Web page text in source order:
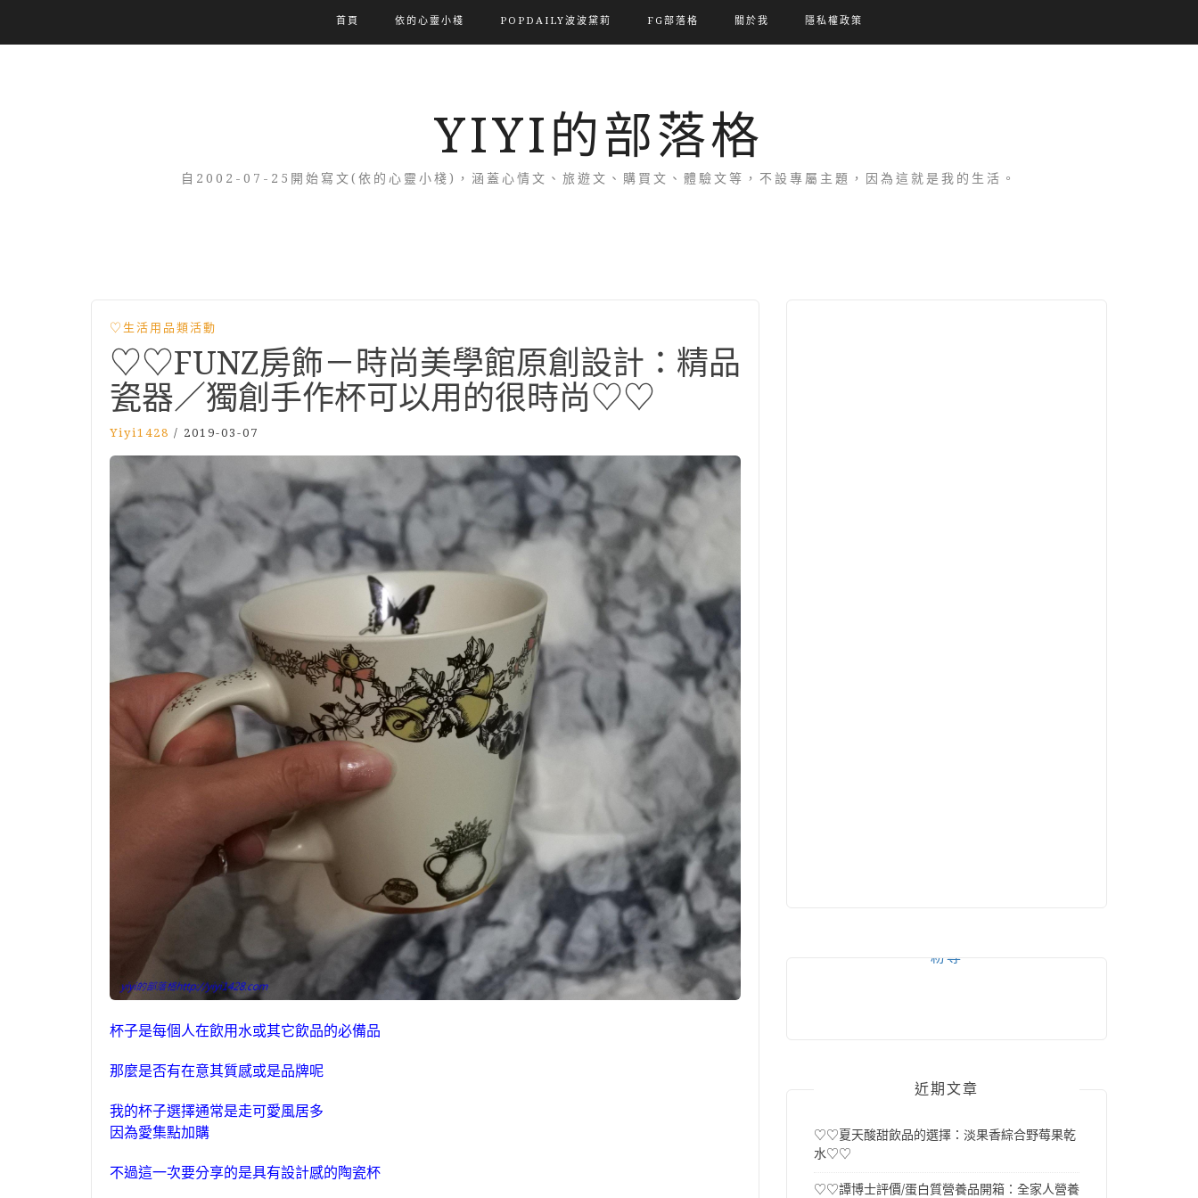
首頁 依的心靈小棧 POPDAILY波波黛莉 FG部落格 關於我 隱私權政策
YIYI的部落格
自2002-07-25開始寫文(依的心靈小棧)，涵蓋心情文、旅遊文、購買文、體驗文等，不設專屬主題，因為這就是我的生活。
♡生活用品類活動
♡♡FUNZ房飾－時尚美學館原創設計：精品
瓷器／獨創手作杯可以用的很時尚♡♡
Yiyi1428 / 2019-03-07
杯子是每個人在飲用水或其它飲品的必備品
那麼是否有在意其質感或是品牌呢
我的杯子選擇通常是走可愛風居多
因為愛集點加購
不過這一次要分享的是具有設計感的陶瓷杯
粉專
近期文章
♡♡夏天酸甜飲品的選擇：淡果香綜合野莓果乾
水♡♡
♡♡譚博士評價/蛋白質營養品開箱：全家人營養